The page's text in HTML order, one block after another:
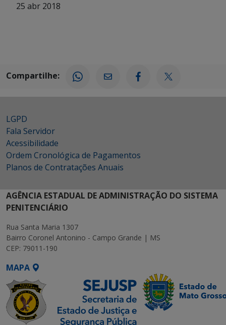
25 abr 2018
Compartilhe:
LGPD
Fala Servidor
Acessibilidade
Ordem Cronológica de Pagamentos
Planos de Contratações Anuais
AGÊNCIA ESTADUAL DE ADMINISTRAÇÃO DO SISTEMA
PENITENCIÁRIO
Rua Santa Maria 1307
Bairro Coronel Antonino - Campo Grande | MS
CEP: 79011-190
MAPA